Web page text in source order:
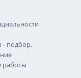
- подбор,
работы